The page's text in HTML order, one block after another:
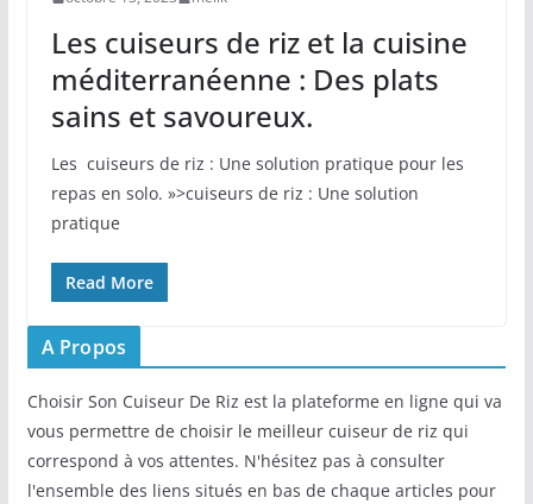
Les cuiseurs de riz et la cuisine
méditerranéenne : Des plats
sains et savoureux.
Les ​ cuiseurs de riz : Une solution pratique pour les
repas en solo. »>cuiseurs de riz : Une solution
pratique
Read More
A Propos
Choisir Son Cuiseur De Riz est la plateforme en ligne qui va
vous permettre de choisir le meilleur cuiseur de riz qui
correspond à vos attentes. N'hésitez pas à consulter
l'ensemble des liens situés en bas de chaque articles pour